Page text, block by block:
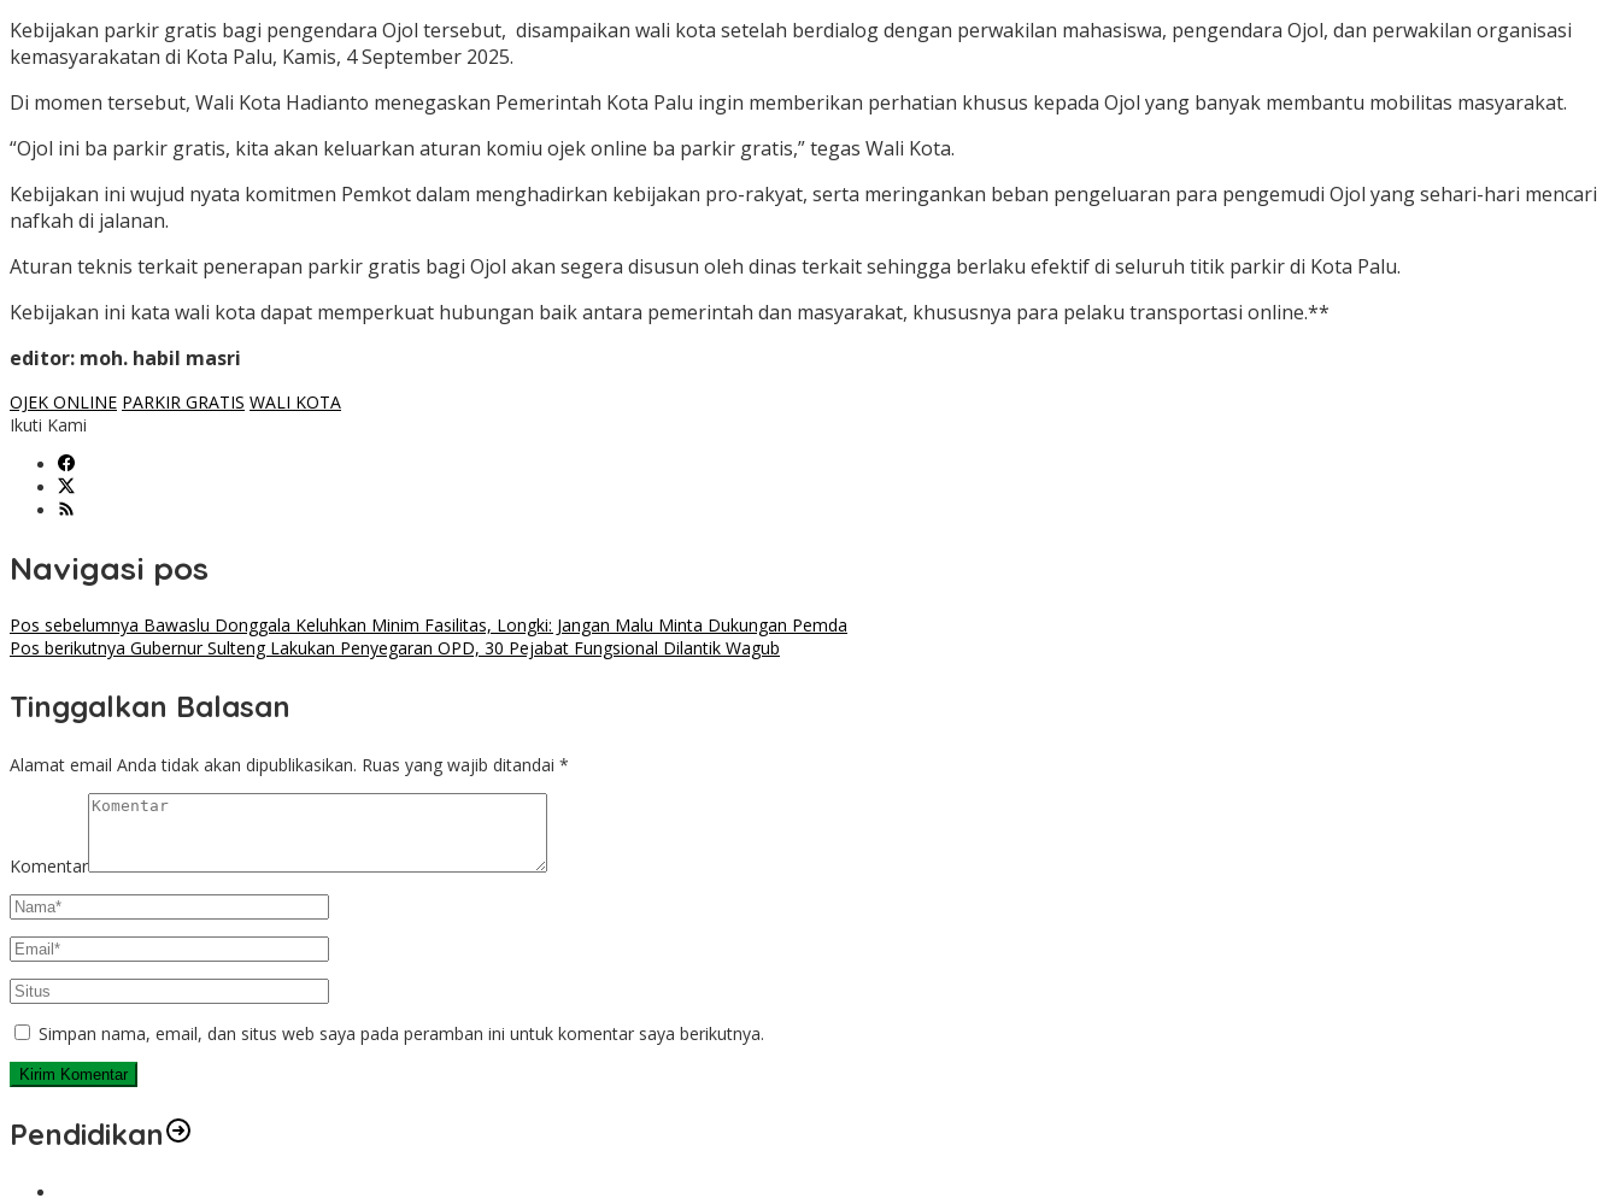
Kebijakan parkir gratis bagi pengendara Ojol tersebut, disampaikan wali kota setelah berdialog dengan perwakilan mahasiswa, pengendara Ojol, dan perwakilan organisasi
kemasyarakatan di Kota Palu, Kamis, 4 September 2025.
Di momen tersebut, Wali Kota Hadianto menegaskan Pemerintah Kota Palu ingin memberikan perhatian khusus kepada Ojol yang banyak membantu mobilitas masyarakat.
“Ojol ini ba parkir gratis, kita akan keluarkan aturan komiu ojek online ba parkir gratis,” tegas Wali Kota.
Kebijakan ini wujud nyata komitmen Pemkot dalam menghadirkan kebijakan pro-rakyat, serta meringankan beban pengeluaran para pengemudi Ojol yang sehari-hari mencari
nafkah di jalanan.
Aturan teknis terkait penerapan parkir gratis bagi Ojol akan segera disusun oleh dinas terkait sehingga berlaku efektif di seluruh titik parkir di Kota Palu.
Kebijakan ini kata wali kota dapat memperkuat hubungan baik antara pemerintah dan masyarakat, khususnya para pelaku transportasi online.**
editor: moh. habil masri
OJEK ONLINE PARKIR GRATIS WALI KOTA
Ikuti Kami
Navigasi pos
Pos sebelumnya Bawaslu Donggala Keluhkan Minim Fasilitas, Longki: Jangan Malu Minta Dukungan Pemda
Pos berikutnya Gubernur Sulteng Lakukan Penyegaran OPD, 30 Pejabat Fungsional Dilantik Wagub
Tinggalkan Balasan
Alamat email Anda tidak akan dipublikasikan. Ruas yang wajib ditandai *
Komentar
Simpan nama, email, dan situs web saya pada peramban ini untuk komentar saya berikutnya.
Pendidikan